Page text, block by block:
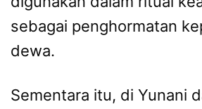
sebagai penghormatan
dewa.
Sementara itu, di Yunani